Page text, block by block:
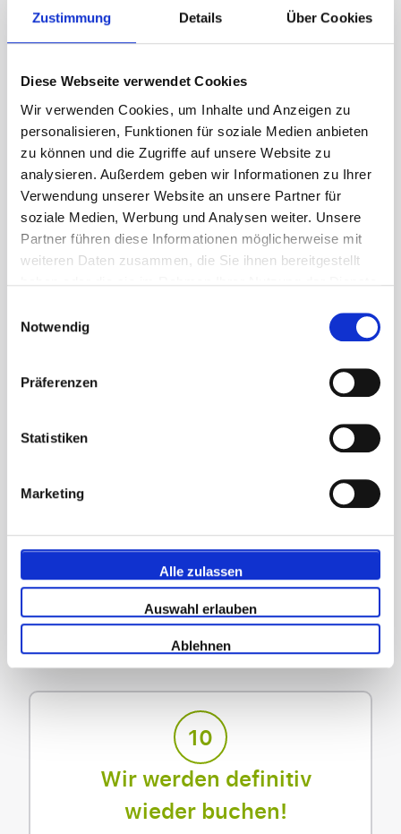
Zustimmung Details Über Cookies
Diese Webseite verwendet Cookies
Wir verwenden Cookies, um Inhalte und Anzeigen zu
personalisieren, Funktionen für soziale Medien anbieten
zu können und die Zugriffe auf unsere Website zu
analysieren. Außerdem geben wir Informationen zu Ihrer
Verwendung unserer Website an unsere Partner für
soziale Medien, Werbung und Analysen weiter. Unsere
Partner führen diese Informationen möglicherweise mit
weiteren Daten zusammen, die Sie ihnen bereitgestellt
Notwendig
Präferenzen
Statistiken
Marketing
Alle zulassen
Auswahl erlauben
Ablehnen
M. Multerer
AS Roma - SSC Napoli
2 Februar 2025
10
Mein 3. Fußballtrip mit ihnen. Diesesmal
Wie jedesmal ein Erlebnis und wirklich sehr
E. Luck
FC Barcelona - Deportivo Alavés
10
Wir werden definitiv
wieder buchen!